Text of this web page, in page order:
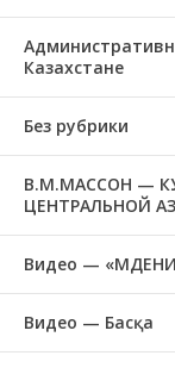
Казахстане
Без рубрики
В.М.МАССОН —
ЦЕНТРАЛЬНОЙ
Видео —
Видео — Басқа